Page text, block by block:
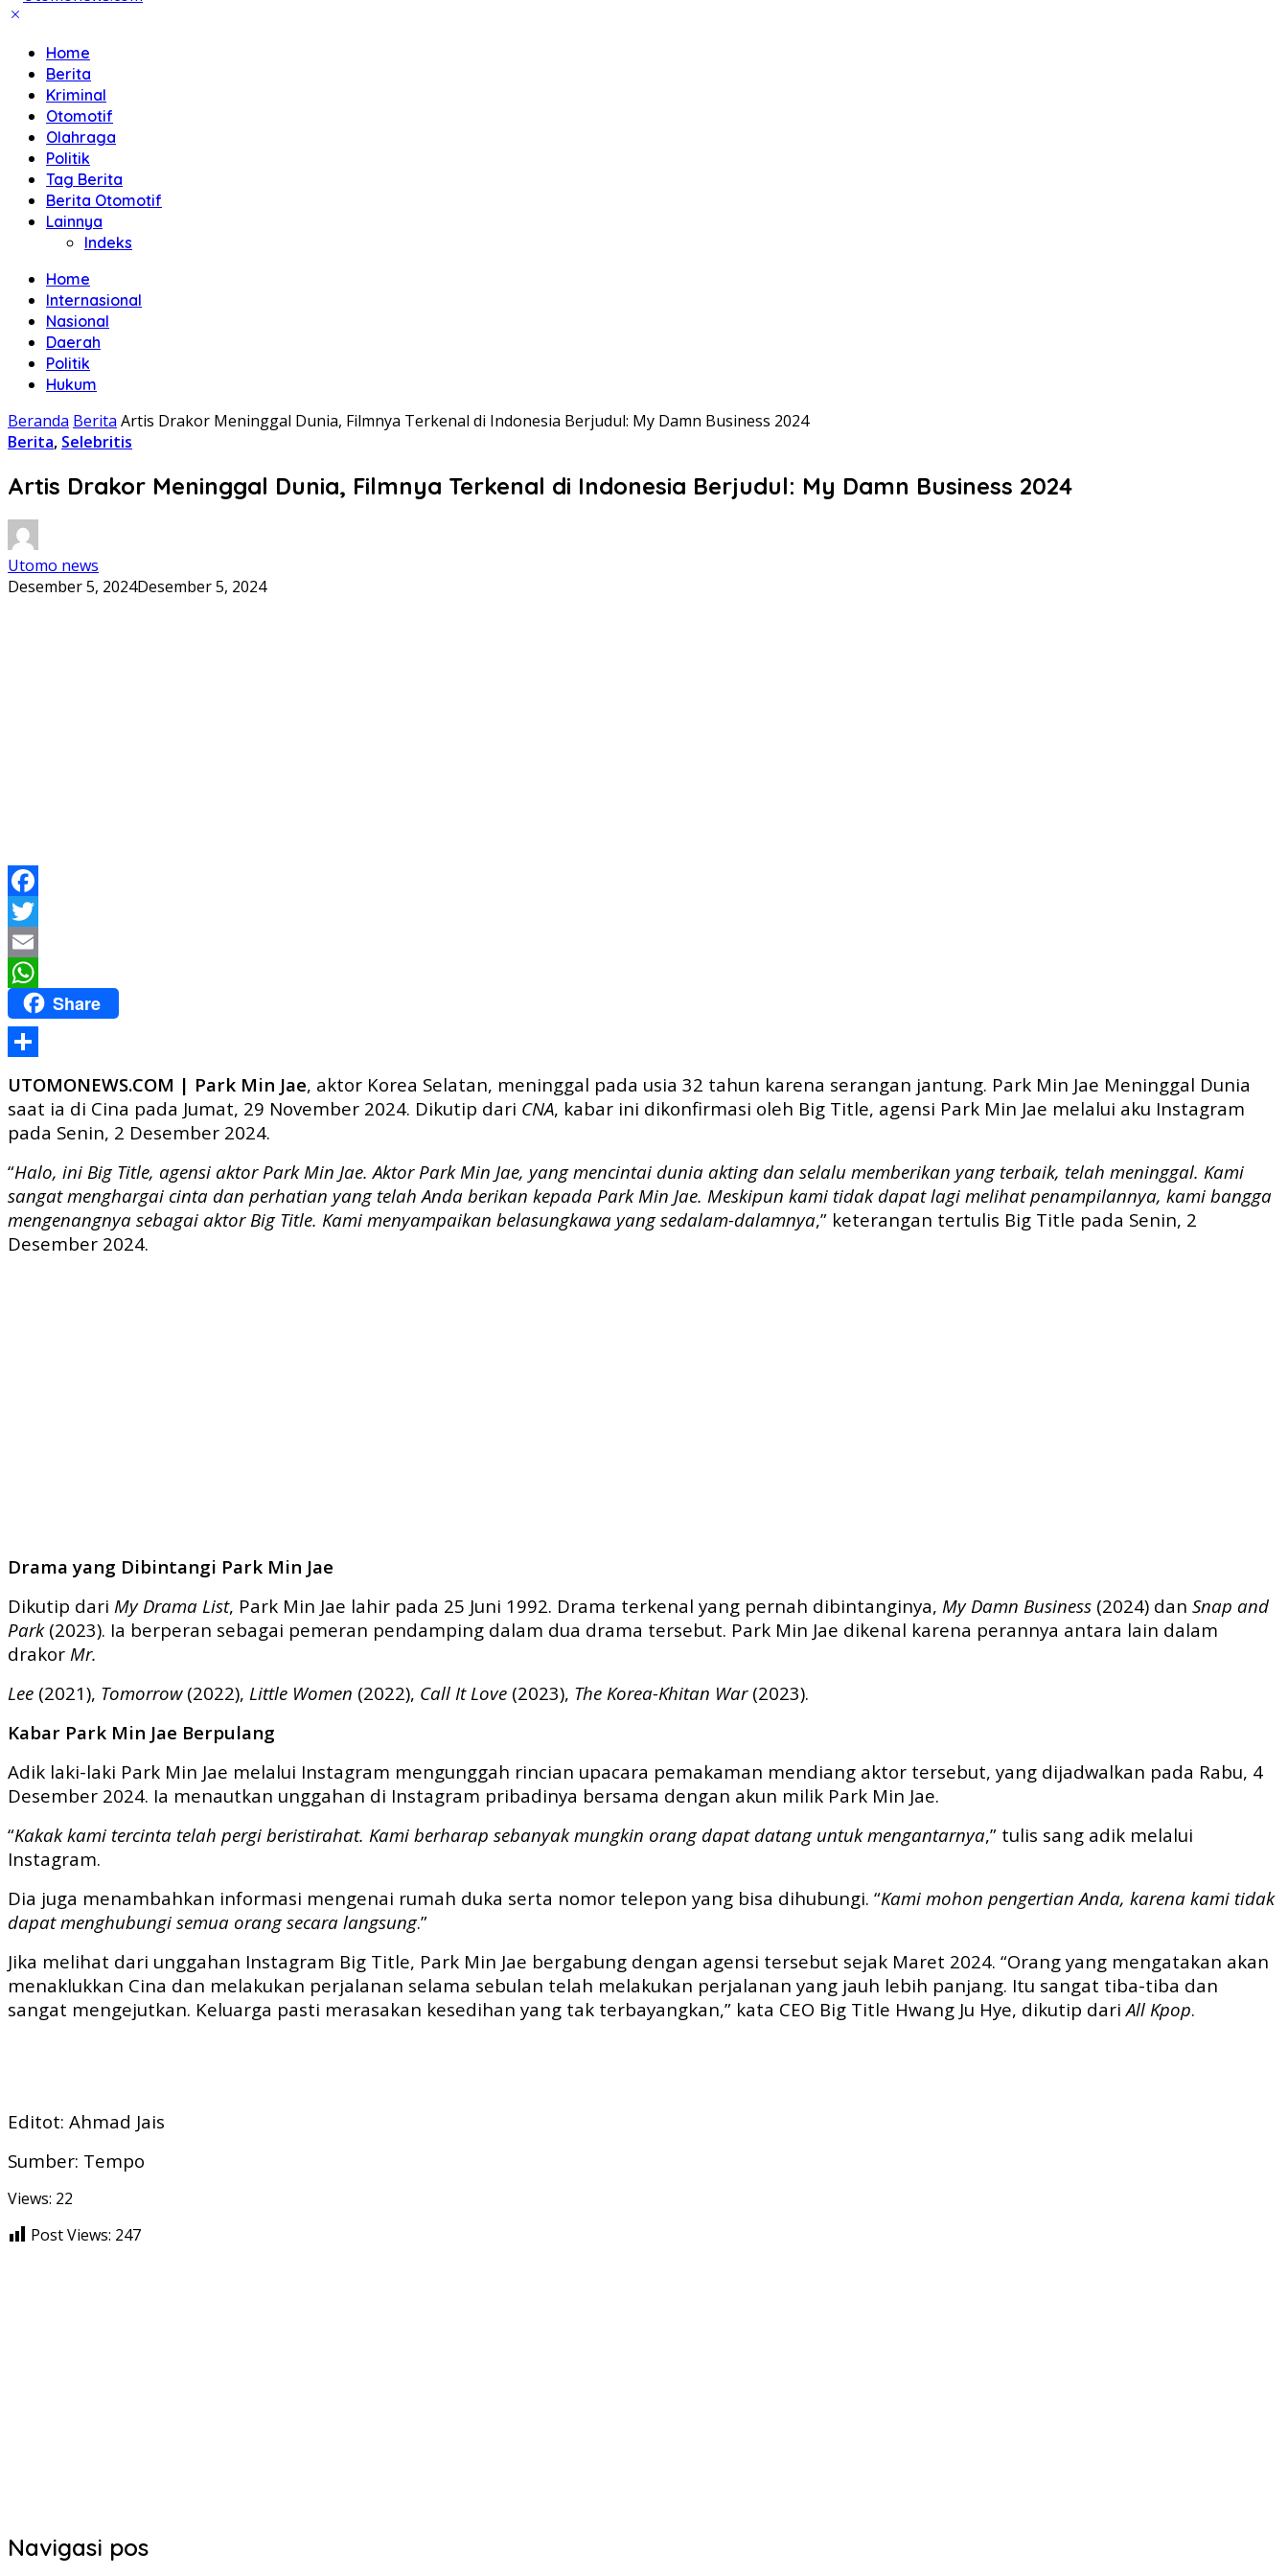
Home
Berita
Kriminal
Otomotif
Olahraga
Politik
Tag Berita
Berita Otomotif
Lainnya
Indeks
Home
Internasional
Nasional
Daerah
Politik
Hukum
Beranda Berita Artis Drakor Meninggal Dunia, Filmnya Terkenal di Indonesia Berjudul: My Damn Business 2024
Berita, Selebritis
Artis Drakor Meninggal Dunia, Filmnya Terkenal di Indonesia Berjudul: My Damn Business 2024
Utomo news
Desember 5, 2024Desember 5, 2024
Facebook
Twitter
Email
WhatsApp
Share
UTOMONEWS.COM | Park Min Jae, aktor Korea Selatan, meninggal pada usia 32 tahun karena serangan jantung. Park Min Jae Meninggal Dunia
saat ia di Cina pada Jumat, 29 November 2024. Dikutip dari CNA, kabar ini dikonfirmasi oleh Big Title, agensi Park Min Jae melalui aku Instagram
pada Senin, 2 Desember 2024.
“Halo, ini Big Title, agensi aktor Park Min Jae. Aktor Park Min Jae, yang mencintai dunia akting dan selalu memberikan yang terbaik, telah meninggal. Kami
sangat menghargai cinta dan perhatian yang telah Anda berikan kepada Park Min Jae. Meskipun kami tidak dapat lagi melihat penampilannya, kami bangga
mengenangnya sebagai aktor Big Title. Kami menyampaikan belasungkawa yang sedalam-dalamnya,” keterangan tertulis Big Title pada Senin, 2
Desember 2024.
Drama yang Dibintangi Park Min Jae
Dikutip dari My Drama List, Park Min Jae lahir pada 25 Juni 1992. Drama terkenal yang pernah dibintanginya, My Damn Business (2024) dan Snap and
Park(2023). Ia berperan sebagai pemeran pendamping dalam dua drama tersebut. Park Min Jae dikenal karena perannya antara lain dalam
drakor Mr.
Lee (2021), Tomorrow (2022), Little Women (2022), Call It Love (2023), The Korea-Khitan War(2023).
Kabar Park Min Jae Berpulang
Adik laki-laki Park Min Jae melalui Instagram mengunggah rincian upacara pemakaman mendiang aktor tersebut, yang dijadwalkan pada Rabu, 4
Desember 2024. Ia menautkan unggahan di Instagram pribadinya bersama dengan akun milik Park Min Jae.
“Kakak kami tercinta telah pergi beristirahat. Kami berharap sebanyak mungkin orang dapat datang untuk mengantarnya,” tulis sang adik melalui
Instagram.
Dia juga menambahkan informasi mengenai rumah duka serta nomor telepon yang bisa dihubungi. “Kami mohon pengertian Anda, karena kami tidak
dapat menghubungi semua orang secara langsung.”
Jika melihat dari unggahan Instagram Big Title, Park Min Jae bergabung dengan agensi tersebut sejak Maret 2024. “Orang yang mengatakan akan
menaklukkan Cina dan melakukan perjalanan selama sebulan telah melakukan perjalanan yang jauh lebih panjang. Itu sangat tiba-tiba dan
sangat mengejutkan. Keluarga pasti merasakan kesedihan yang tak terbayangkan,” kata CEO Big Title Hwang Ju Hye, dikutip dariAll Kpop.
Editot: Ahmad Jais
Sumber: Tempo
Views: 22
Post Views: 247
Navigasi pos